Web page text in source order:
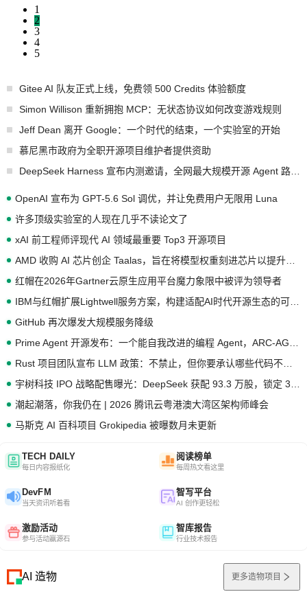
1
2
3
4
5
Gitee AI 队友正式上线，免费领 500 Credits 体验额度
Simon Willison 重新拥抱 MCP：无状态协议如何改变游戏规则
Jeff Dean 离开 Google：一个时代的结束，一个实验室的开始
慕尼黑市政府为全职开源项目维护者提供资助
OpenAI 宣布为 GPT-5.6 Sol 调优，并让免费用户无限用 Luna
许多顶级实验室的人现在几乎不读论文了
xAI 前工程师评现代 AI 领域最重要 Top3 开源项目
红帽在2026年Gartner云原生应用平台魔力象限中被评为领导者
GitHub 再次爆发大规模服务降级
潮起潮落，你我仍在 | 2026 腾讯云粤港澳大湾区架构师峰会
马斯克 AI 百科项目 Grokipedia 被曝数月未更新
TECH DAILY
每日内容报纸化
阅读榜单
每周热文看这里
DevFM
当天资讯听着看
智写平台
AI 创作更轻松
激励活动
参与活动赢源石
智库报告
行业技术报告
AI 造物 更多造物项目